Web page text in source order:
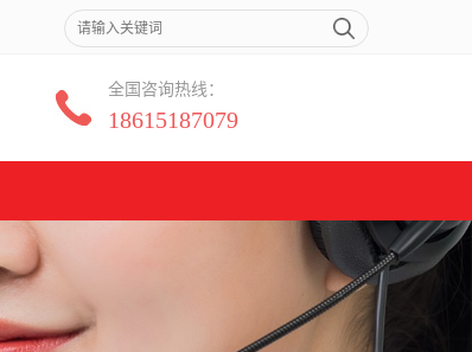
全国咨询热线：
18615187079